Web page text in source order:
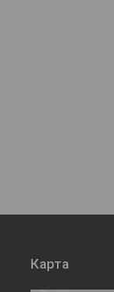
Карта